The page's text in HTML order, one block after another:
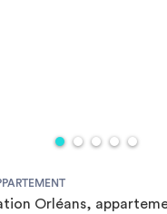
Orléans,